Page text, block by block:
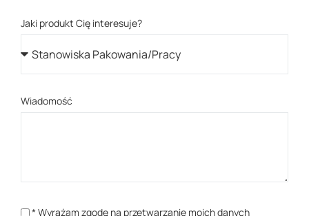
Jaki produkt Cię interesuje?
Wiadomość
* Wyrażam zgodę na przetwarzanie moich danych